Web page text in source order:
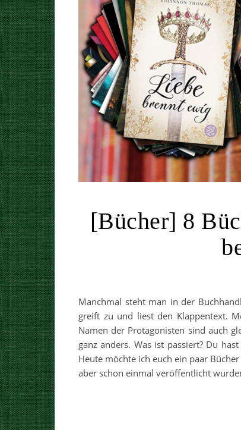
[Bücher] 8
Manchmal steht man in der
greift zu und liest den Klappentext.
Namen der Protagonisten sind auch
ganz anders. Was ist passiert? Du
Heute möchte ich euch ein paar
aber schon einmal veröffentlicht